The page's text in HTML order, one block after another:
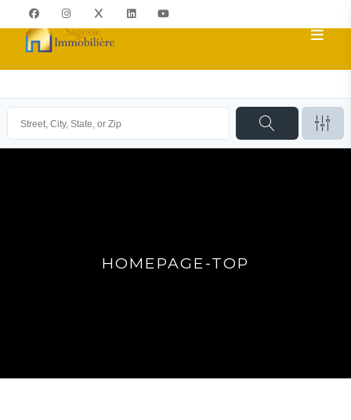
HOMEPAGE-TOP